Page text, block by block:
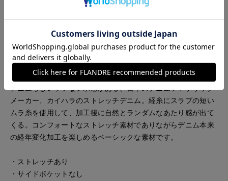
た襟部分をノーカラーへ変更し、さらにフリンジ仕様へ。ステ
ッチカラーもパンツと同様の配色へ変更しています。
デニムらしいラフなシボ感がある、日本のデニムファブリック
メーカー、カイハラのストレッチデニム。経糸にスラブの短い
ムラ糸を使用して、加工後に自然とランダムなあたり感が出て
くる。コンフォートなストレッチ素材でありながらデニム本来
の経年変化加工を楽しめるベーシックな素材です。
・ストレッチあり
・サイドポケットなし